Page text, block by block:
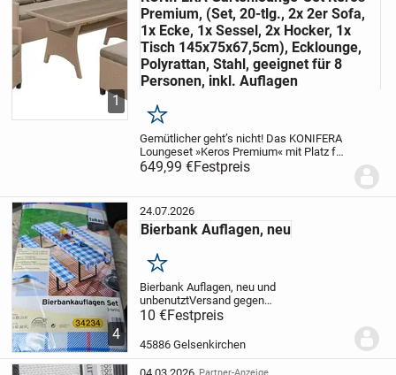
1
Premium, (Set, 20-tlg., 2x 2er Sofa,
1x Ecke, 1x Sessel, 2x Hocker, 1x
Tisch 145x75x67,5cm), Ecklounge,
Polyrattan, Stahl, geeignet für 8
Personen, inkl. Auflagen
Merken
Gemütlicher geht’s nicht! Das KONIFERA
Loungeset »Keros Premium« mit Platz für
bis zu 8 Personen ist gemacht für
gesellige Sommerabende unter einem
teilige Gartenmöbe...
649,99 €Festpreis
4
24.07.2026
Bierbank Auflagen, neu
Merken
Bierbank Auflagen, neu und
unbenutztVersand gegen
Kostenübernahme möglich
gemeinte Anfragen mit vollständigen
Namenda privat keine Garantie oder
10 €Festpreis
45886 Gelsenkirchen
Partner-Anzeige